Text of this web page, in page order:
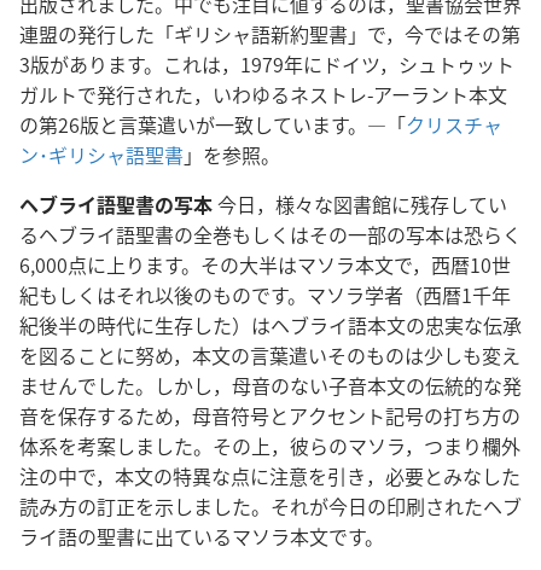
連盟の発行した「ギリシャ語新約聖書」で，今ではその第
3版があります。これは，1979年にドイツ，シュトゥット
ガルトで発行された，いわゆるネストレ-アーラント本文
の第26版と言葉遣いが一致しています。―「クリスチャ
ン･ギリシャ語聖書 」を参照。
ヘブライ語聖書の写本
るヘブライ語聖書の全巻もしくはその一部の写本は恐らく
6,000点に上ります。その大半はマソラ本文で，西暦10世
紀もしくはそれ以後のものです。マソラ学者（西暦1千年
紀後半の時代に生存した）はヘブライ語本文の忠実な伝承
を図ることに努め，本文の言葉遣いそのものは少しも変え
ませんでした。しかし，母音のない子音本文の伝統的な発
音を保存するため，母音符号とアクセント記号の打ち方の
体系を考案しました。その上，彼らのマソラ，つまり欄外
注の中で，本文の特異な点に注意を引き，必要とみなした
読み方の訂正を示しました。それが今日の印刷されたヘブ
ライ語の聖書に出ているマソラ本文です。